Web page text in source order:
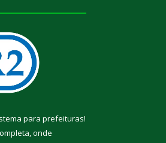
para prefeituras!
onde